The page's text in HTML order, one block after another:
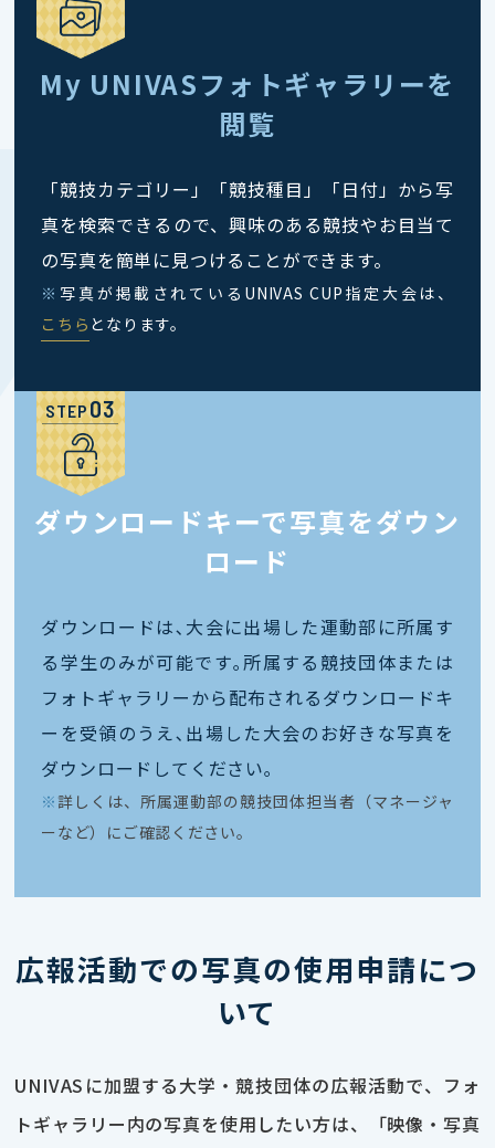
My UNIVASフォトギャラリーを
閲覧
「競技カテゴリー」「競技種目」「日付」から写
真を検索できるので、興味のある競技やお目当て
の写真を簡単に見つけることができます。
※ 写真が掲載されているUNIVAS CUP指定大会は、
こちら となります。
STEP
ダウンロードキーで写真をダウン
ロード
ダウンロードは､大会に出場した運動部に所属す
る学生のみが可能です｡所属する競技団体または
フォトギャラリーから配布されるダウンロードキ
ーを受領のうえ､出場した大会のお好きな写真を
ダウンロードしてください｡
※ 詳しくは、所属運動部の競技団体担当者（マネージャ
ーなど）にご確認ください。
広報活動での写真の使用申請につ
いて
UNIVASに加盟する大学・競技団体の広報活動で、フォ
トギャラリー内の写真を使用したい方は、「映像・写真